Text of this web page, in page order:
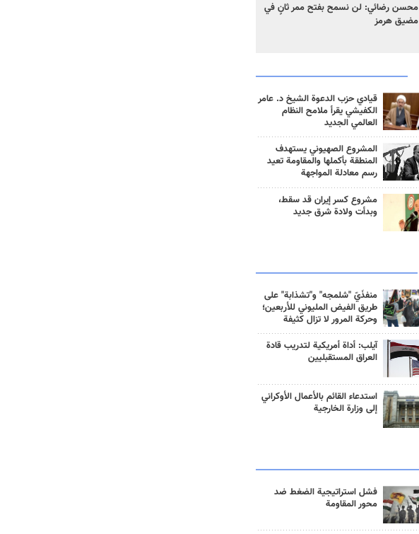
محسن رضائي: لن نسمح بفتح ممر ثانٍ في
مضيق هرمز
قيادي حزب الدعوة الشيخ د. عامر
الكفيشي يقرأ ملامح النظام
العالمي الجديد
المشروع الصهيوني يستهدف
المنطقة بأكملها والمقاومة تعيد
رسم معادلة المواجهة
مشروع كسر إيران قد سقط،
وبدأت ولادة شرق جديد
منفذَيّ "شلمجه" و"تشذابة" على
طريق الفيض المليوني للأربعين؛
وحركة المرور لا تزال كثيفة
آيلب: أداة أمريكية لتدريب قادة
العراق المستقبليين
استدعاء القائم بالأعمال الأوكراني
إلى وزارة الخارجية
فشل استراتيجية الضغط ضد
محور المقاومة